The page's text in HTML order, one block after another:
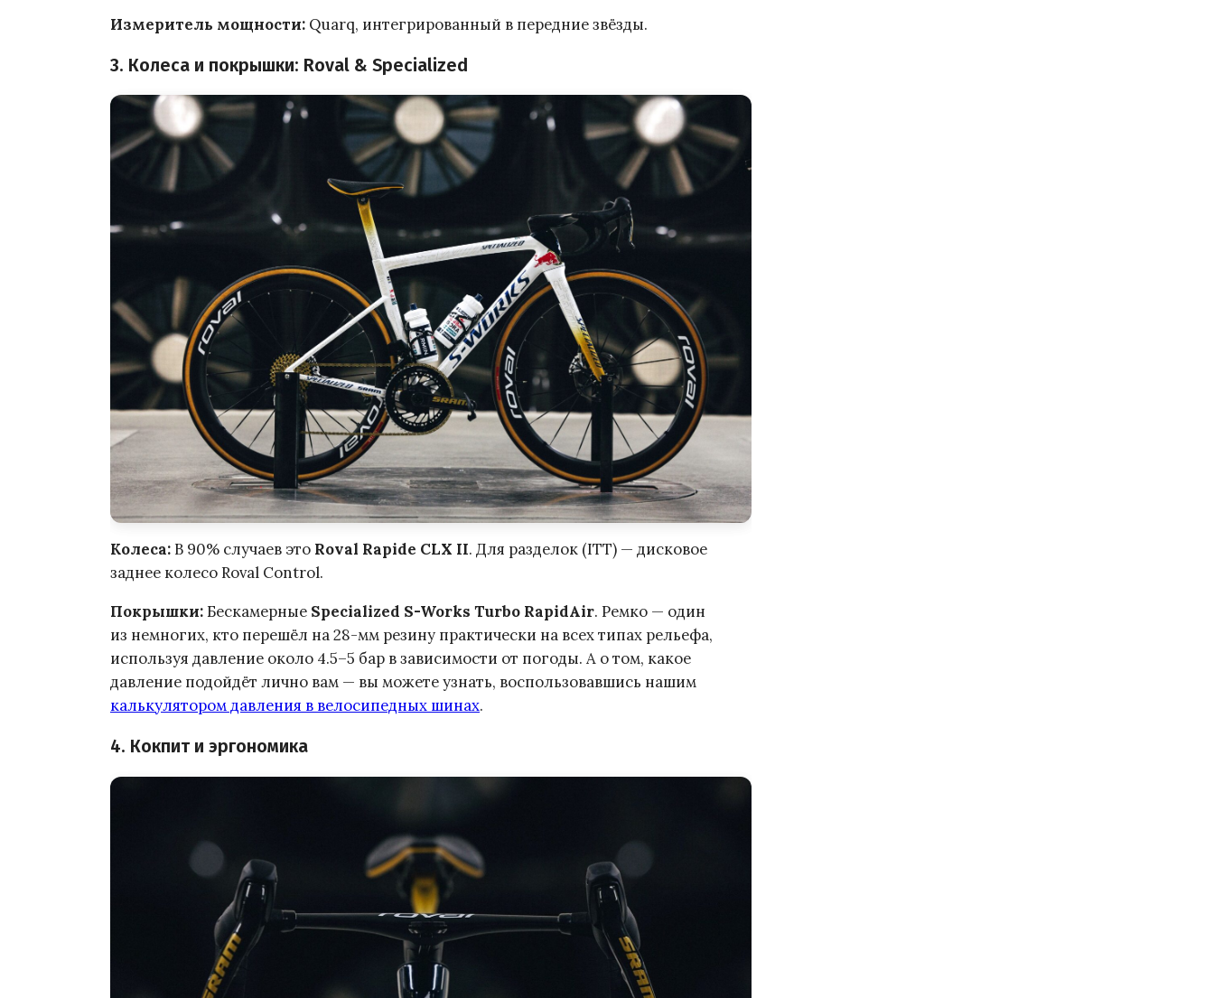
Измеритель мощности: Quarq, интегрированный в передние звёзды.
3. Колеса и покрышки: Roval & Specialized
Колеса:В 90% случаев это Roval Rapide CLX II. Для разделок (ITT) — дисковое
заднее колесо Roval Control.
Покрышки:Бескамерные Specialized S-Works Turbo RapidAir. Ремко — один
из немногих, кто перешёл на 28-мм резину практически на всех типах рельефа,
используя давление около 4.5–5 бар в зависимости от погоды. А о том, какое
давление подойдёт лично вам — вы можете узнать, воспользовавшись нашим
калькулятором давления в велосипедных шинах.
4. Кокпит и эргономика